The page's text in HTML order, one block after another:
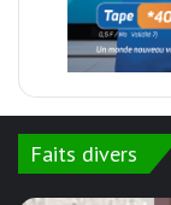
Faits divers